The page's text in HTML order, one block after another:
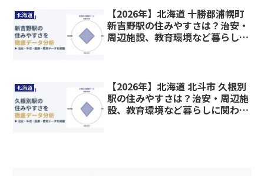
北海道
【2026年】北海道 十勝郡浦幌町
新吉野駅の住みやすさは？治安・
周辺施設、教育環境など暮らしに
北海道
【2026年】北海道 北斗市 久根別
駅の住みやすさは？治安・周辺施
設、教育環境など暮らしに関わる